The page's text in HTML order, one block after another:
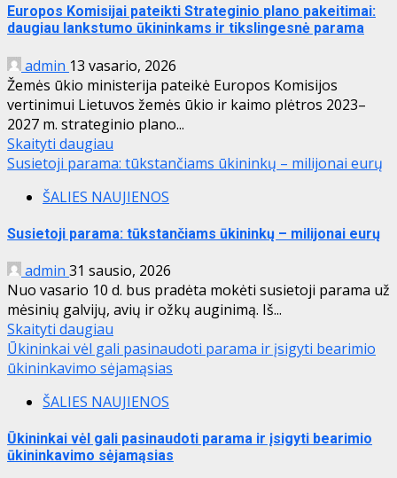
Europos Komisijai pateikti Strateginio plano pakeitimai:
daugiau lankstumo ūkininkams ir tikslingesnė parama
admin 13 vasario, 2026
Žemės ūkio ministerija pateikė Europos Komisijos
vertinimui Lietuvos žemės ūkio ir kaimo plėtros 2023–
2027 m. strateginio plano...
Skaityti daugiau
Susietoji parama: tūkstančiams ūkininkų – milijonai eurų
ŠALIES NAUJIENOS
Susietoji parama: tūkstančiams ūkininkų – milijonai eurų
admin 31 sausio, 2026
Nuo vasario 10 d. bus pradėta mokėti susietoji parama už
mėsinių galvijų, avių ir ožkų auginimą. Iš...
Skaityti daugiau
Ūkininkai vėl gali pasinaudoti parama ir įsigyti bearimio
ūkininkavimo sėjamąsias
ŠALIES NAUJIENOS
Ūkininkai vėl gali pasinaudoti parama ir įsigyti bearimio
ūkininkavimo sėjamąsias